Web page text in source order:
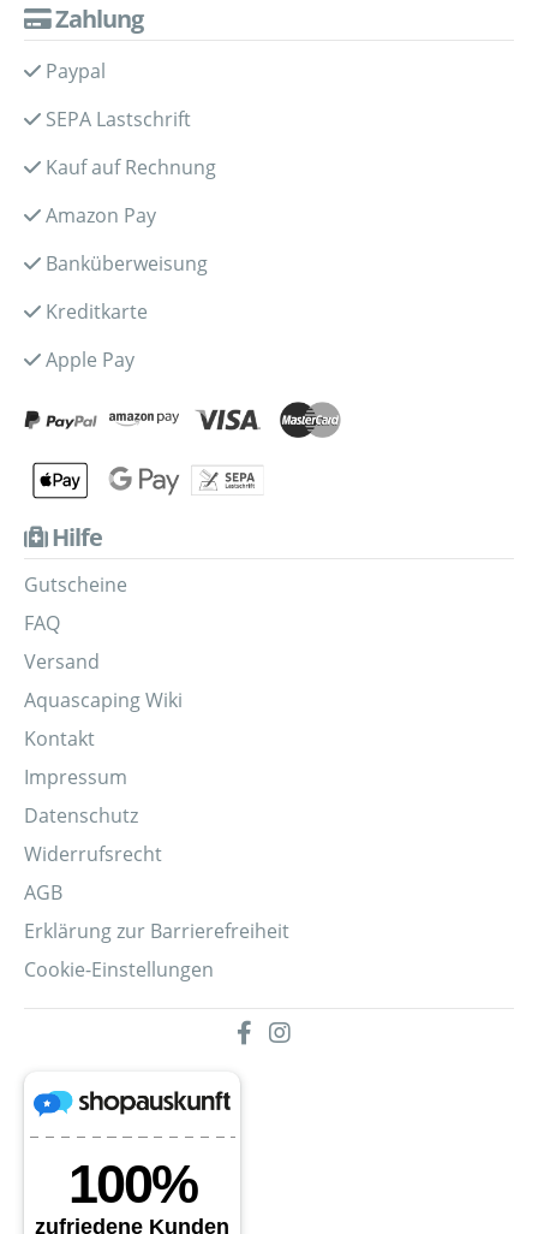
Zahlung
Paypal
SEPA Lastschrift
Kauf auf Rechnung
Amazon Pay
Banküberweisung
Kreditkarte
Apple Pay
Hilfe
Gutscheine
FAQ
Versand
Aquascaping Wiki
Kontakt
Impressum
Datenschutz
Widerrufsrecht
AGB
Erklärung zur Barrierefreiheit
Cookie-Einstellungen